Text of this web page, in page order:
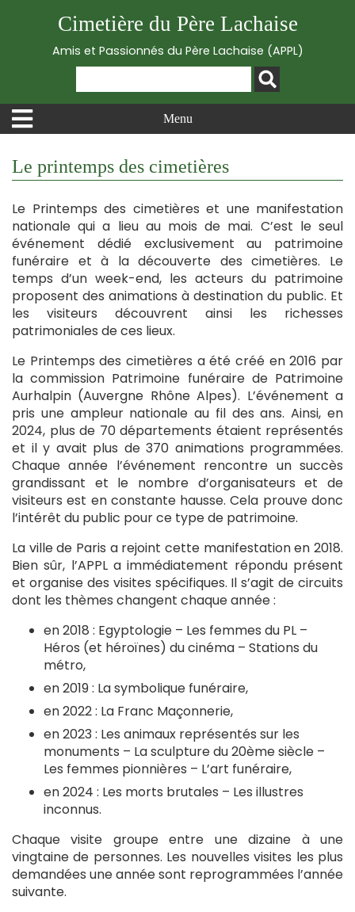
Cimetière du Père Lachaise
Amis et Passionnés du Père Lachaise (APPL)
Menu
Le printemps des cimetières
Le Printemps des cimetières et une manifestation
nationale qui a lieu au mois de mai. C’est le seul
événement dédié exclusivement au patrimoine
funéraire et à la découverte des cimetières. Le
temps d’un week-end, les acteurs du patrimoine
proposent des animations à destination du public. Et
les visiteurs découvrent ainsi les richesses
patrimoniales de ces lieux.
Le Printemps des cimetières a été créé en 2016 par
la commission Patrimoine funéraire de Patrimoine
Aurhalpin (Auvergne Rhône Alpes). L’événement a
pris une ampleur nationale au fil des ans. Ainsi, en
2024, plus de 70 départements étaient représentés
et il y avait plus de 370 animations programmées.
Chaque année l’événement rencontre un succès
grandissant et le nombre d’organisateurs et de
visiteurs est en constante hausse. Cela prouve donc
l’intérêt du public pour ce type de patrimoine.
La ville de Paris a rejoint cette manifestation en 2018.
Bien sûr, l’APPL a immédiatement répondu présent
et organise des visites spécifiques. Il s’agit de circuits
dont les thèmes changent chaque année :
en 2018 : Egyptologie – Les femmes du PL –
Héros (et héroïnes) du cinéma – Stations du
métro,
en 2019 : La symbolique funéraire,
en 2022 : La Franc Maçonnerie,
en 2023 : Les animaux représentés sur les
monuments – La sculpture du 20ème siècle –
Les femmes pionnières – L’art funéraire,
en 2024 : Les morts brutales – Les illustres
inconnus.
Chaque visite groupe entre une dizaine à une
vingtaine de personnes. Les nouvelles visites les plus
demandées une année sont reprogrammées l’année
suivante.